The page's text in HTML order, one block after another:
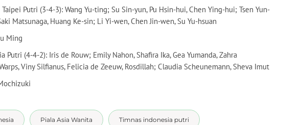
Putri (3-4-3): Wang Yu-ting; Su Sin-yun, Pu Hsin-hui, Chen Ying-hui; Tsen Yun-
Matsunaga, Huang Ke-sin; Li Yi-wen, Chen Jin-wen, Su Yu-hsuan
Ming
Putri (4-4-2): Iris de Rouw; Emily Nahon, Shafira Ika, Gea Yumanda, Zahra
Viny Silfianus, Felicia de Zeeuw, Rosdillah; Claudia Scheunemann, Sheva Imut
Piala Asia Wanita Timnas indonesia putri